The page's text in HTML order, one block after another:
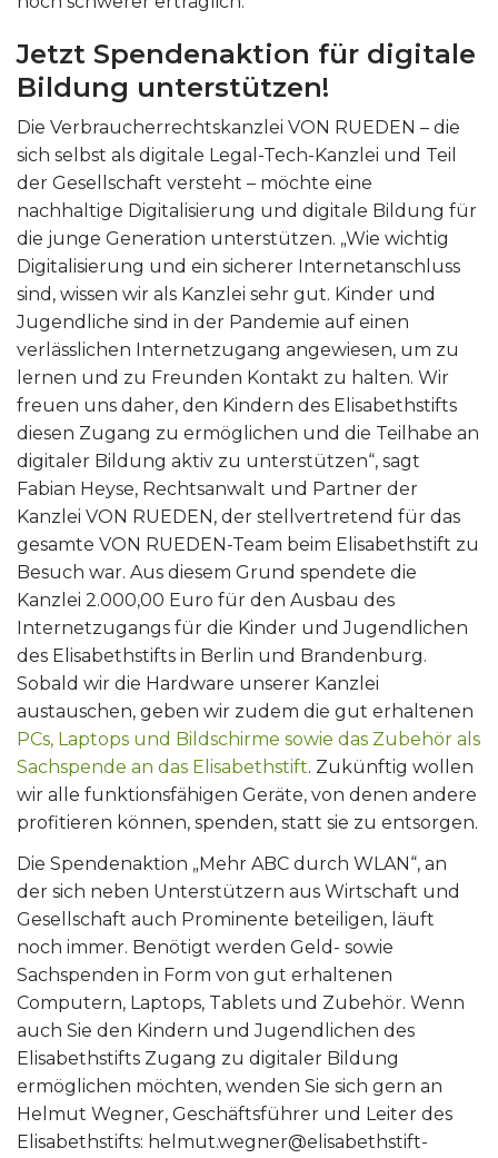
Jetzt Spendenaktion für digitale
Bildung unterstützen!
Die Verbraucherrechtskanzlei VON RUEDEN – die
sich selbst als digitale Legal-Tech-Kanzlei und Teil
der Gesellschaft versteht – möchte eine
nachhaltige Digitalisierung und digitale Bildung für
die junge Generation unterstützen. „Wie wichtig
Digitalisierung und ein sicherer Internetanschluss
sind, wissen wir als Kanzlei sehr gut. Kinder und
Jugendliche sind in der Pandemie auf einen
verlässlichen Internetzugang angewiesen, um zu
lernen und zu Freunden Kontakt zu halten. Wir
freuen uns daher, den Kindern des Elisabethstifts
diesen Zugang zu ermöglichen und die Teilhabe an
digitaler Bildung aktiv zu unterstützen“, sagt
Fabian Heyse, Rechtsanwalt und Partner der
Kanzlei VON RUEDEN, der stellvertretend für das
gesamte VON RUEDEN-Team beim Elisabethstift zu
Besuch war. Aus diesem Grund spendete die
Kanzlei 2.000,00 Euro für den Ausbau des
Internetzugangs für die Kinder und Jugendlichen
des Elisabethstifts in Berlin und Brandenburg.
Sobald wir die Hardware unserer Kanzlei
austauschen, geben wir zudem die gut erhaltenen
PCs, Laptops und Bildschirme sowie das Zubehör als
Sachspende an das Elisabethstift. Zukünftig wollen
wir alle funktionsfähigen Geräte, von denen andere
profitieren können, spenden, statt sie zu entsorgen.
Die Spendenaktion „Mehr ABC durch WLAN“, an
der sich neben Unterstützern aus Wirtschaft und
Gesellschaft auch Prominente beteiligen, läuft
noch immer. Benötigt werden Geld- sowie
Sachspenden in Form von gut erhaltenen
Computern, Laptops, Tablets und Zubehör. Wenn
auch Sie den Kindern und Jugendlichen des
Elisabethstifts Zugang zu digitaler Bildung
ermöglichen möchten, wenden Sie sich gern an
Helmut Wegner, Geschäftsführer und Leiter des
Elisabethstifts: helmut.wegner@elisabethstift-